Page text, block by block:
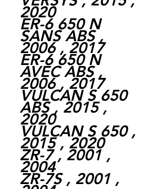
2020
ER-6 650 N
SANS ABS ,
2006 , 2017
ER-6 650 N
AVEC ABS ,
2006 , 2017
VULCAN S 650
ABS , 2015 ,
2020
VULCAN S 650 ,
2015 , 2020
ZR-7 , 2001 ,
2004
ZR-7S , 2001 ,